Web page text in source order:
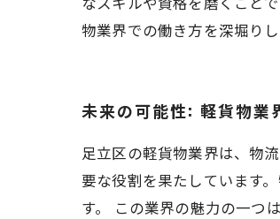
物業界での働き方を深堀りし
未来の可能性: 軽貨物業
足立区の軽貨物業界は、物
要な役割を果たしています
す。 この業界の魅力の一つ